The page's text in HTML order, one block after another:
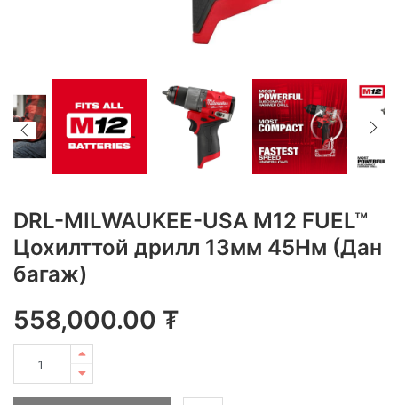
DRL-MILWAUKEE-USA M12 FUEL™
Цохилттой дрилл 13мм 45Нм (Дан
багаж)
558,000.00 ₮